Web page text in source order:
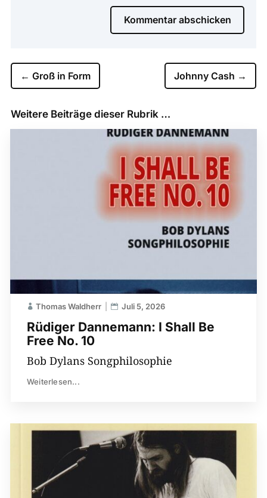
Kommentar abschicken
← Groß in Form Johnny Cash →
Weitere Beiträge dieser Rubrik …
Rüdiger Dannemann: I Shall Be
Free No. 10
Thomas Waldherr Juli 5, 2026
Bob Dylans Songphilosophie
Weiterlesen...